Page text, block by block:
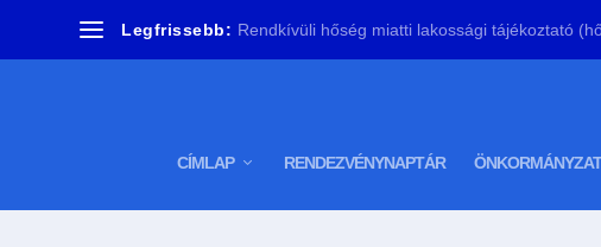
Legfrissebb: Rendkívüli hőség miatti lakossági tájékoztató
CÍMLAP RENDEZVÉNYNAPTÁR ÖNKORMÁNYZAT